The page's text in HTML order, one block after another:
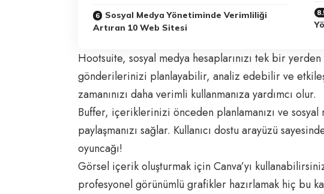
Sosyal Medya Yönetiminde Verimliliği
Artıran 10 Web Sitesi
Hootsuite, sosyal medya hesaplarınızı tek bir
gönderilerinizi planlayabilir, analiz edebilir ve
zamanınızı daha verimli kullanmanıza yardımcı olur.
Buffer, içeriklerinizi önceden planlamanızı ve sosyal
paylaşmanızı sağlar. Kullanıcı dostu arayüzü
oyuncağı!
Görsel içerik oluşturmak için Canva’yı
profesyonel görünümlü grafikler hazırlamak hiç bu